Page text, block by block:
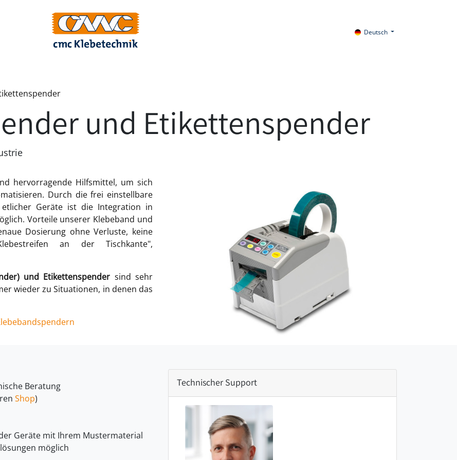
Deutsch
und Etikettenspender
hervorragende Hilfsmittel, um sich
Durch die frei einstellbare
Geräte ist die Integration in
Vorteile unserer Klebeband und
Dosierung ohne Verluste, keine
an der Tischkante",
und Etikettenspender sind sehr
wieder zu Situationen, in denen das
Beratung
Shop)
Geräte mit Ihrem Mustermaterial
möglich
Technischer Support